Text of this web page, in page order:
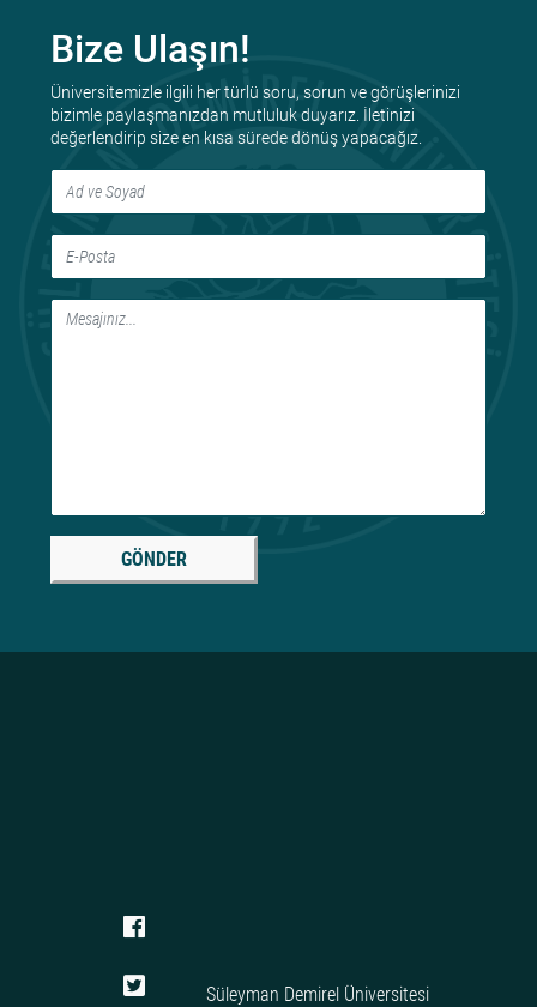
Bize Ulaşın!
Üniversitemizle ilgili her türlü soru, sorun ve görüşlerinizi
bizimle paylaşmanızdan mutluluk duyarız. İletinizi
değerlendirip size en kısa sürede dönüş yapacağız.
GÖNDER
Süleyman Demirel Üniversitesi